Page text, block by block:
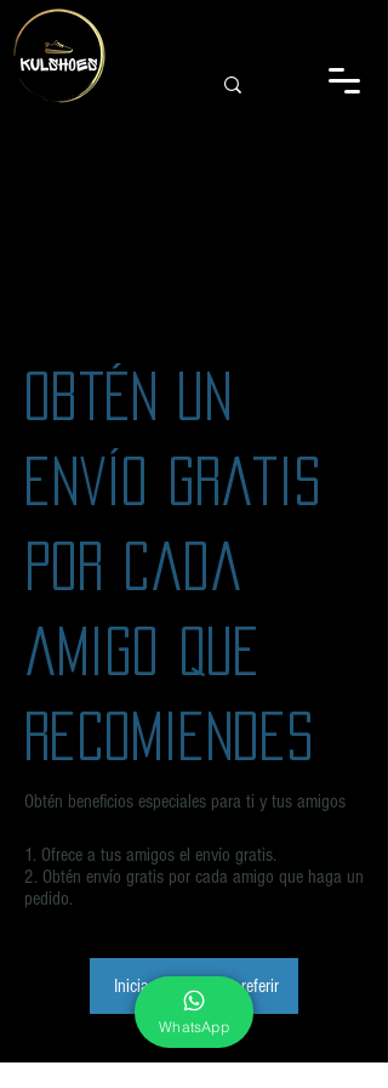
Obtén un
envío gratis
por cada
amigo que
recomiendes
Obtén beneficios especiales para ti y tus amigos
Ofrece a tus amigos el envío gratis.
Obtén envío gratis por cada amigo que haga un
pedido.
Iniciar sesión para referir
WhatsApp